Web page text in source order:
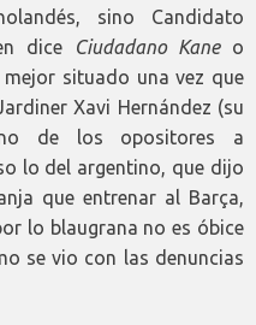
sino Candidato
dice
Ciudadano Kaneo
mejor situado una vez que
Xavi Hernández (su
de los opositores a
lo del argentino, que dijo
que entrenar al Barça,
lo blaugrana no es óbice
se vio con las denuncias